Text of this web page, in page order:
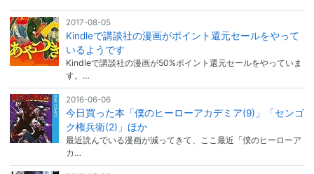
2017-08-05
Kindleで講談社の漫画がポイント還元セールをやって
いるようです
Kindleで講談社の漫画が50%ポイント還元セールをやっていま
す。…
2016-06-06
今日買った本「僕のヒーローアカデミア(9)」「センゴ
ク権兵衛(2)」ほか
最近読んでいる漫画が減ってきて、ここ最近「僕のヒーローア
カ…